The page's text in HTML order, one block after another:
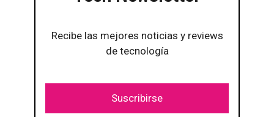
Recibe las mejores noticias y reviews
de tecnología
Suscribirse